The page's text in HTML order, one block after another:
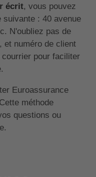
écrit, vous pouvez
: 40 avenue
N'oubliez pas de
et numéro de client
pour faciliter
Euroassurance
méthode
questions ou